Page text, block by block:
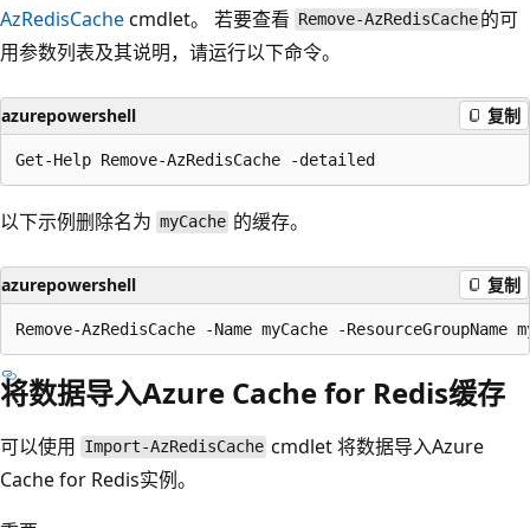
AzRedisCachecmdlet。 若要查看 Remove-AzRedisCache 的可
用参数列表及其说明，请运行以下命令。
azurepowershell 复制
以下示例删除名为 myCache 的缓存。
azurepowershell 复制
将数据导入Azure Cache for Redis缓存
可以使用 Import-AzRedisCache cmdlet 将数据导入Azure
Cache for Redis实例。